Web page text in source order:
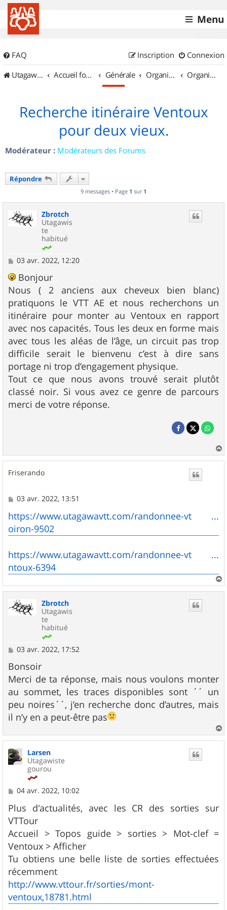
Menu
FAQ Connexion
Inscription
UtagawaVTT (Randos VTT et VTTAE avec traces GPS)
Accueil forum Générale Organisation de sorties & Recherche de partenaires Organisation de sorties en région Provence Alpes Côte d'Azur
Recherche itinéraire Ventoux
pour deux vieux.
Modérateur : Modérateurs des Forums
Répondre
9 messages • Page 1 sur 1
Zbrotch
Utagawis
te
habitué
M
s
a
g
e
03 avr. 2022, 12:20
Bonjour
Nous ( 2 anciens aux cheveux bien blanc)
pratiquons le VTT AE et nous recherchons un
itinéraire pour monter au Ventoux en rapport
avec nos capacités. Tous les deux en forme mais
avec tous les aléas de l’âge, un circuit pas trop
difficile serait le bienvenu c’est à dire sans
portage ni trop d’engagement physique.
Tout ce que nous avons trouvé serait plutôt
classé noir. Si vous avez ce genre de parcours
merci de votre réponse.
a
Friserando
M
s
s
a
g
03 avr. 2022, 13:51
https://www.utagawavtt.com/randonnee-vt ...
oiron-9502
https://www.utagawavtt.com/randonnee-vt ...
ntoux-6394
a
Zbrotch
Utagawis
te
habitué
M
s
s
a
g
e
03 avr. 2022, 17:52
Bonsoir
Merci de ta réponse, mais nous voulons monter
au sommet, les traces disponibles sont ´´ un
peu noires´´, j’en recherche donc d’autres, mais
il n’y en a peut-être pas
a
Larsen
Utagawiste
gourou
M
s
s
a
g
e
04 avr. 2022, 10:02
Plus d'actualités, avec les CR des sorties sur
VTTour
Accueil > Topos guide > sorties > Mot-clef =
Ventoux > Afficher
Tu obtiens une belle liste de sorties effectuées
récemment
http://www.vttour.fr/sorties/mont-
ventoux,18781.html